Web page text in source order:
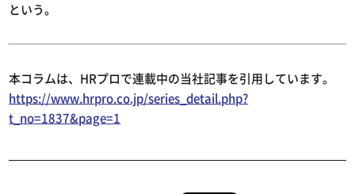
という。
本コラムは、HRプロで連載中の当社記事を引用しています。
https://www.hrpro.co.jp/series_detail.php?
t_no=1837&page=1